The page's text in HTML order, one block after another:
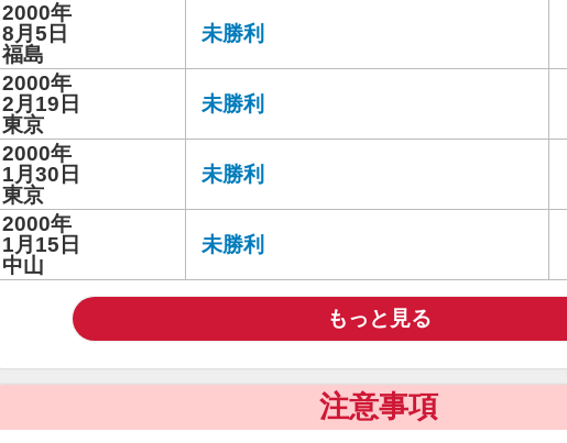
2000年
8月5日
福島
未勝利
2000年
2月19日
東京
未勝利
2000年
1月30日
東京
未勝利
2000年
1月15日
中山
未勝利
もっと見る
注意事項